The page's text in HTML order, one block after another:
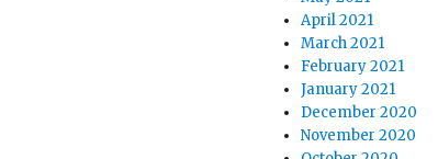
April 2021
March 2021
February 2021
January 2021
December 2020
November 2020